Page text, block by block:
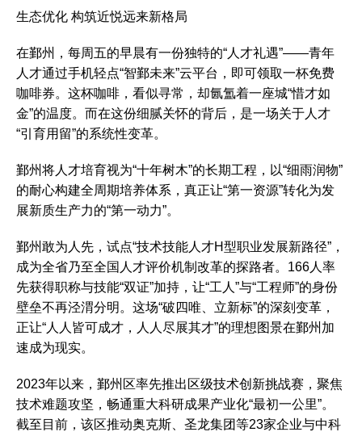
生态优化 构筑近悦远来新格局
在鄞州，每周五的早晨有一份独特的“人才礼遇”——青年
人才通过手机轻点“智鄞未来”云平台，即可领取一杯免费
咖啡券。这杯咖啡，看似寻常，却氤氲着一座城“惜才如
金”的温度。而在这份细腻关怀的背后，是一场关于人才
“引育用留”的系统性变革。
鄞州将人才培育视为“十年树木”的长期工程，以“细雨润物”
的耐心构建全周期培养体系，真正让“第一资源”转化为发
展新质生产力的“第一动力”。
鄞州敢为人先，试点“技术技能人才H型职业发展新路径”，
成为全省乃至全国人才评价机制改革的探路者。166人率
先获得职称与技能“双证”加持，让“工人”与“工程师”的身份
壁垒不再泾渭分明。这场“破四唯、立新标”的深刻变革，
正让“人人皆可成才，人人尽展其才”的理想图景在鄞州加
速成为现实。
2023年以来，鄞州区率先推出区级技术创新挑战赛，聚焦
技术难题攻坚，畅通重大科研成果产业化“最初一公里”。
截至目前，该区推动奥克斯、圣龙集团等23家企业与中科